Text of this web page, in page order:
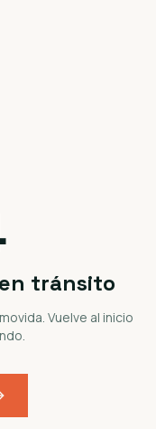
tránsito
Vuelve al inicio